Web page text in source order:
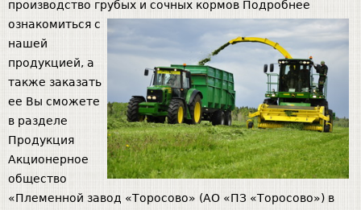
производство грубых и сочных кормов Подробнее
ознакомиться с
нашей
продукцией, а
также заказать
ее Вы сможете
в разделе
Продукция
Акционерное
общество
«Племенной завод «Торосово» (АО «ПЗ «Торосово») в